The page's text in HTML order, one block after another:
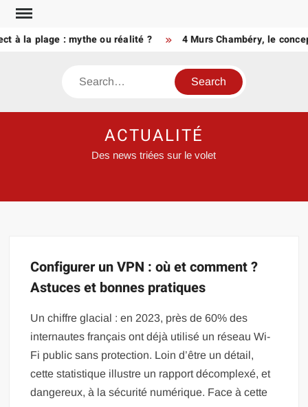
Skip
contentà la plage : mythe ou réalité ? 4 Murs Chambéry, le
Search
ACTUALITÉ
Des news triées sur le volet
Configurer un VPN : où et comment ?
Astuces et bonnes pratiques
Un chiffre glacial : en 2023, près de 60% des
internautes français ont déjà utilisé un réseau Wi-
Fi public sans protection. Loin d’être un détail,
cette statistique illustre un rapport décomplexé, et
dangereux, à la sécurité numérique. Face à cette